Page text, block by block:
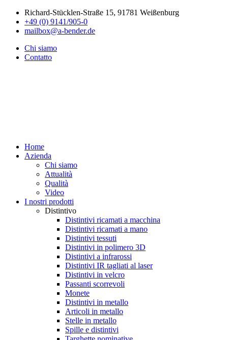
Richard-Stücklen-Straße 15, 91781 Weißenburg
+49 (0) 9141/905-0
mailbox@a-bender.de
Chi siamo
Contatto
Home
Azienda
Chi siamo
Attualità
Qualità
Video
I nostri prodotti
Distintivo
Distintivi ricamati a macchina
Distintivi ricamati a mano
Distintivi tessuti
Distintivi in polimero 3D
Distintivi a infrarossi
Distintivi IR tagliati al laser
Distintivi in velcro
Passanti scorrevoli
Monete
Distintivi in metallo
Articoli in metallo
Stelle in metallo
Spille e distintivi